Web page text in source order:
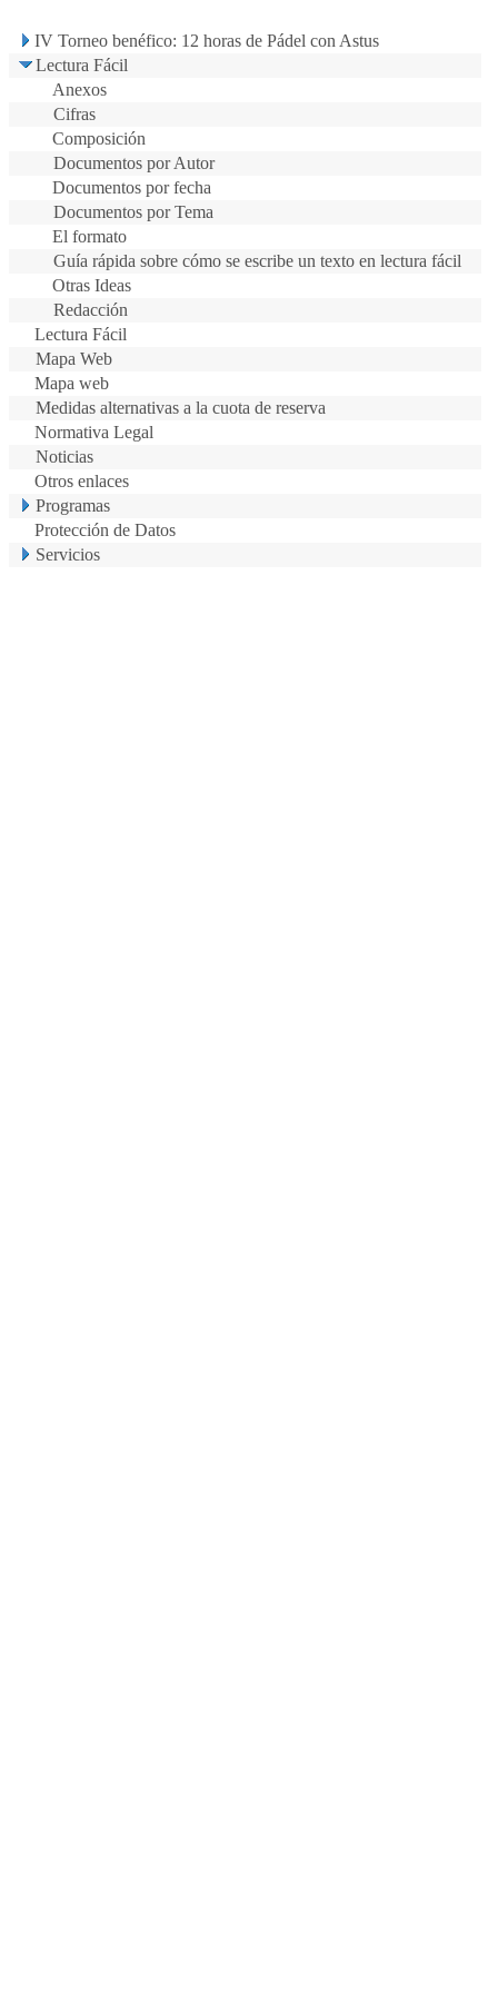
IV Torneo benéfico: 12 horas de Pádel con Astus
Lectura Fácil
Anexos
Cifras
Composición
Documentos por Autor
Documentos por fecha
Documentos por Tema
El formato
Guía rápida sobre cómo se escribe un texto en lectura fácil
Otras Ideas
Redacción
Lectura Fácil
Mapa Web
Mapa web
Medidas alternativas a la cuota de reserva
Normativa Legal
Noticias
Otros enlaces
Programas
Protección de Datos
Servicios